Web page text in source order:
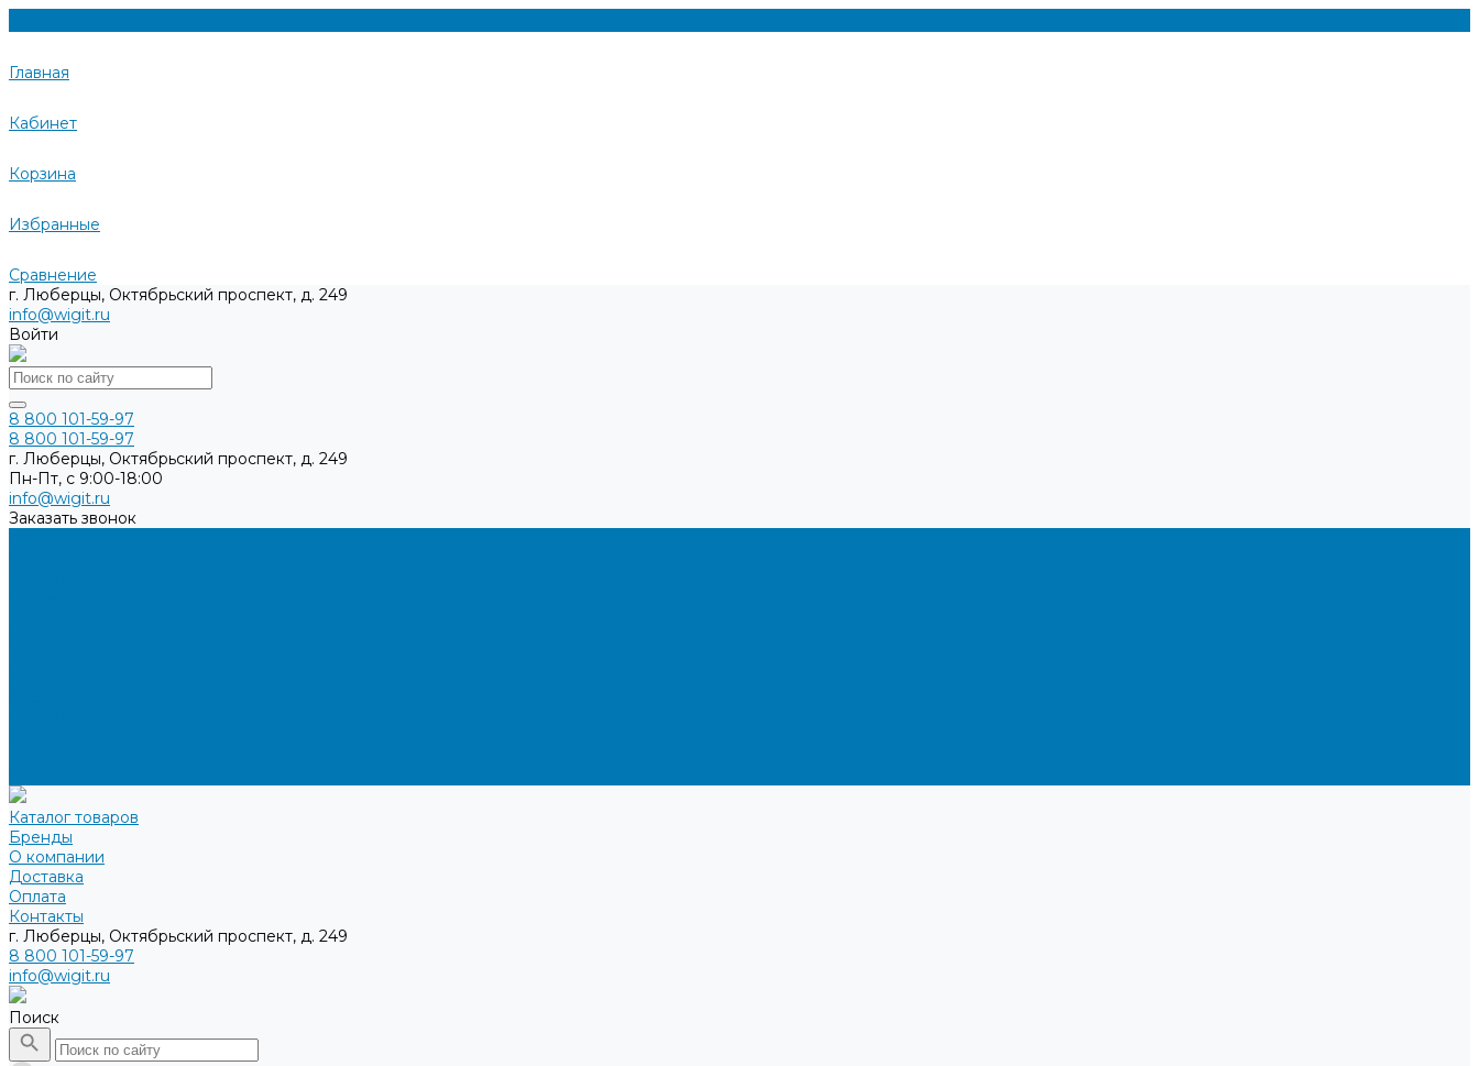
Главная
Кабинет
Корзина
Избранные
Сравнение
г. Люберцы, Октябрьский проспект, д. 249
info@wigit.ru
Войти
8 800 101-59-97
8 800 101-59-97
г. Люберцы, Октябрьский проспект, д. 249
Пн-Пт, с 9:00-18:00
info@wigit.ru
Заказать звонок
Каталог товаров
Бренды
О компании
Доставка
Оплата
Контакты
г. Люберцы, Октябрьский проспект, д. 249
8 800 101-59-97
info@wigit.ru
Поиск